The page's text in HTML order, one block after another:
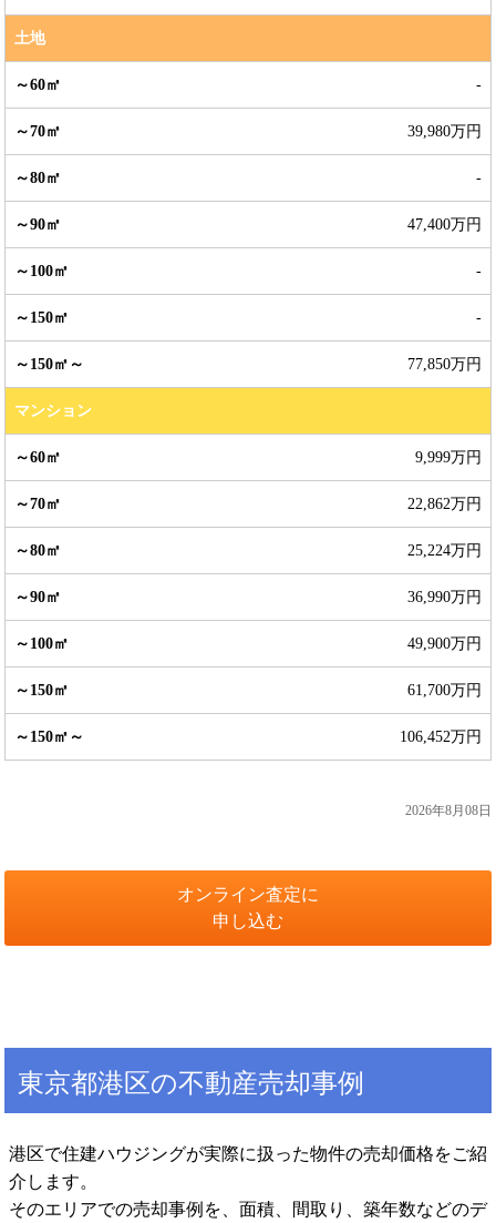
土地
-
39,980万円
-
47,400万円
-
-
77,850万円
マンション
9,999万円
22,862万円
25,224万円
36,990万円
49,900万円
61,700万円
106,452万円
2026年8月08日
オンライン査定に
申し込む
東京都港区の不動産売却事例
港区で住建ハウジングが実際に扱った物件の売却価格をご紹
介します。
そのエリアでの売却事例を、面積、間取り、築年数などのデ